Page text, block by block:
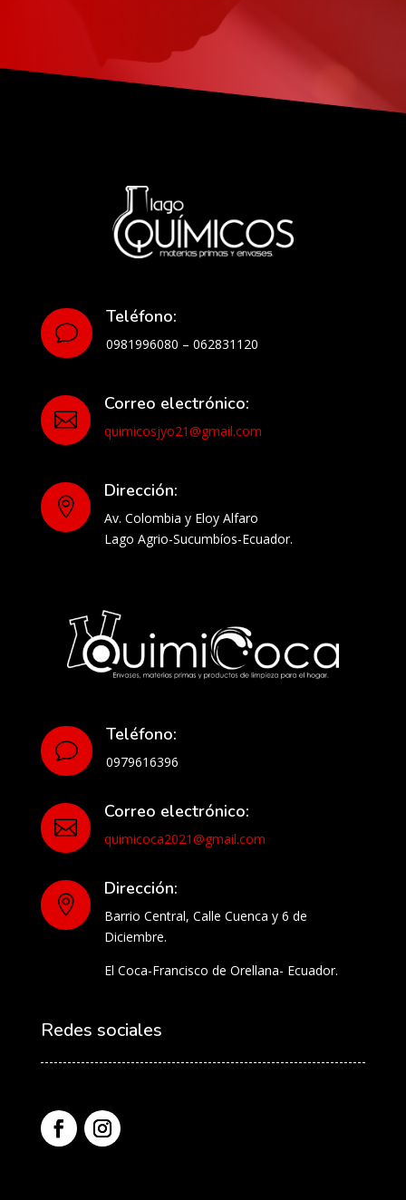
v
Teléfono:
0981996080 – 062831120

Correo electrónico:
quimicosjyo21@gmail.com

Dirección:
Av. Colombia y Eloy Alfaro
Lago Agrio-Sucumbíos-Ecuador.
v
Teléfono:
0979616396

Correo electrónico:
quimicoca2021@gmail.com

Dirección:
Barrio Central, Calle Cuenca y 6 de
Diciembre.
El Coca-Francisco de Orellana- Ecuador.
Redes sociales